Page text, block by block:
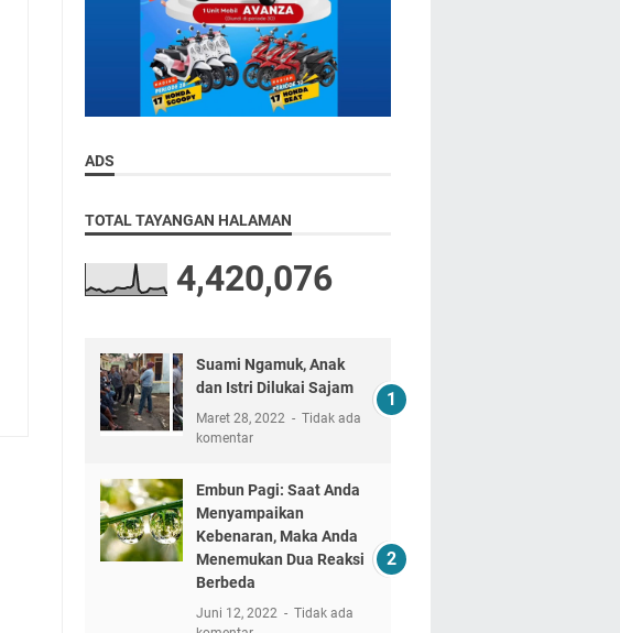
ADS
TOTAL TAYANGAN HALAMAN
4,420,076
Suami Ngamuk, Anak
dan Istri Dilukai Sajam
Maret 28, 2022
Tidak ada
komentar
Embun Pagi: Saat Anda
Menyampaikan
Kebenaran, Maka Anda
Menemukan Dua Reaksi
Berbeda
Juni 12, 2022
Tidak ada